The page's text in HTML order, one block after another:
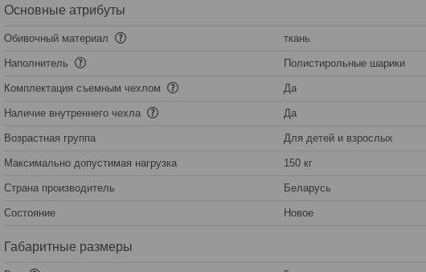
Основные атрибуты
Обивочный материал ткань
Наполнитель Полистирольные шарики
Комплектация съемным чехлом Да
Наличие внутреннего чехла Да
Возрастная группа Для детей и взрослых
Максимально допустимая нагрузка 150 кг
Страна производитель Беларусь
Состояние Новое
Габаритные размеры